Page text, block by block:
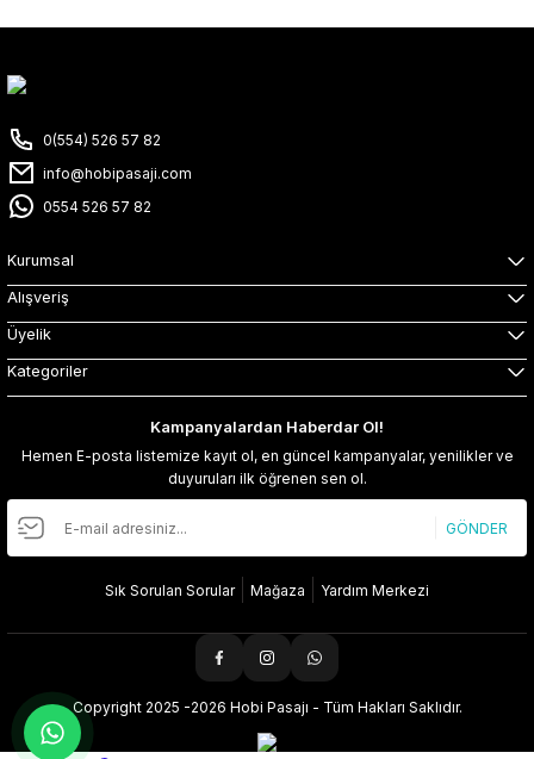
0(554) 526 57 82
info@hobipasaji.com
0554 526 57 82
Kurumsal
Alışveriş
Üyelik
Kategoriler
Kampanyalardan Haberdar Ol!
Hemen E-posta listemize kayıt ol, en güncel kampanyalar, yenilikler ve
duyuruları ilk öğrenen sen ol.
GÖNDER
Sık Sorulan Sorular Mağaza Yardım Merkezi
Copyright 2025 -2026 Hobi Pasajı - Tüm Hakları Saklıdır.